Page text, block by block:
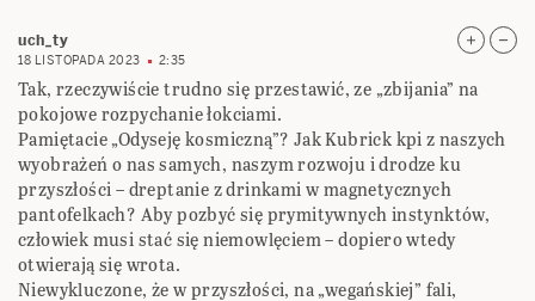
uch_ty
18 LISTOPADA 2023 2:35
Tak, rzeczywiście trudno się przestawić, ze „zbijania” na
pokojowe rozpychanie łokciami.
Pamiętacie „Odyseję kosmiczną”? Jak Kubrick kpi z naszych
wyobrażeń o nas samych, naszym rozwoju i drodze ku
przyszłości – dreptanie z drinkami w magnetycznych
pantofelkach? Aby pozbyć się prymitywnych instynktów,
człowiek musi stać się niemowlęciem – dopiero wtedy
otwierają się wrota.
Niewykluczone, że w przyszłości, na „wegańskiej” fali,